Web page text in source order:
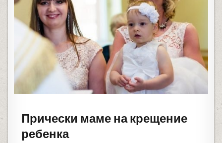
Прически маме на крещение
ребенка